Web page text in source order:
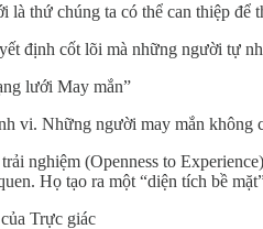
là thứ chúng ta có thể can thiệp để
định cốt lõi mà những người tự
lưới May mắn”
vi. Những người may mắn không
nghiệm (Openness to
Họ tạo ra một “diện tích bề
Trực giác